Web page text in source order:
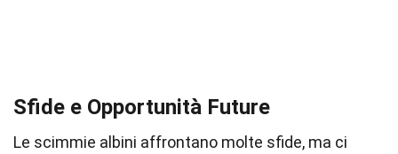
Sfide e Opportunità Future
Le scimmie albini affrontano molte sfide, ma ci